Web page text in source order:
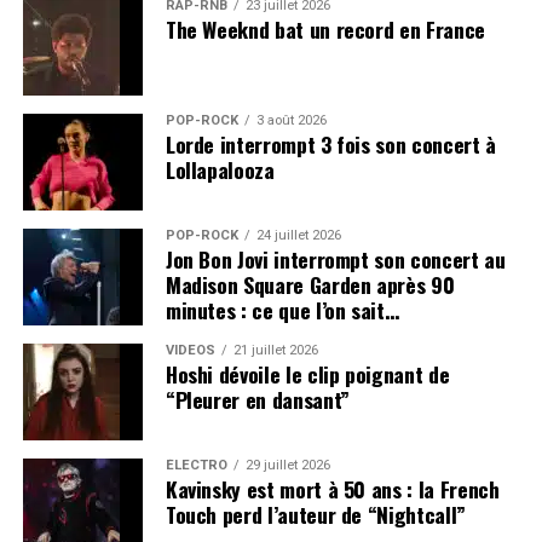
à Manchester
, avec deux concerts au Co-op Live. Muse
se produira ensuite à
Düsseldorf
Zurich.
Le choix des arenas permet au groupe de retrouver un
environnement plus fermé que les stades ou les
production plus immersive, avec un travail précis sur les
éclairages, les écrans et la spatialisation du son.
Avant de rejoindre l’Europe, Muse effectuera une
importante tournée nord-américaine entre juillet et
août. Celle-ci commencera notamment par un concert
au Summerfest de Milwaukee et s’achèvera au
Hollywood Bowl de Los Angeles.
Le concert de Paris arrivera donc après plusieurs mois
de représentation de“The Wow! Signal”. La
RAP-RNB 23 juillet 2026
The Weeknd bat un record en France
POP-ROCK 3 août 2026
Lorde interrompt 3 fois son concert à
Lollapalooza
POP-ROCK 24 juillet 2026
Jon Bon Jovi interrompt son concert au
Madison Square Garden après 90
minutes : ce que l’on sait…
VIDEOS 21 juillet 2026
Hoshi dévoile le clip poignant de
“Pleurer en dansant”
ÉLECTRO 29 juillet 2026
Kavinsky est mort à 50 ans : la French
Touch perd l’auteur de “Nightcall”